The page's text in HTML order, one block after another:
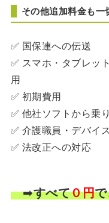
その他追加料金も一
✅ 国保連への伝送
✅ スマホ・タブレッ
用
✅ 初期費用
✅ 他社ソフトから乗
✅ 介護職員・デバイ
✅ 法改正への対応
➡すべて０円